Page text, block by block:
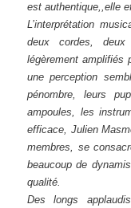
est authentique,,elle
L’interprétation
deux cordes,
légèrement amplifiés
une perception
pénombre, leurs
ampoules, les
efficace, Julien
membres, se
beaucoup de
qualité.
Des longs